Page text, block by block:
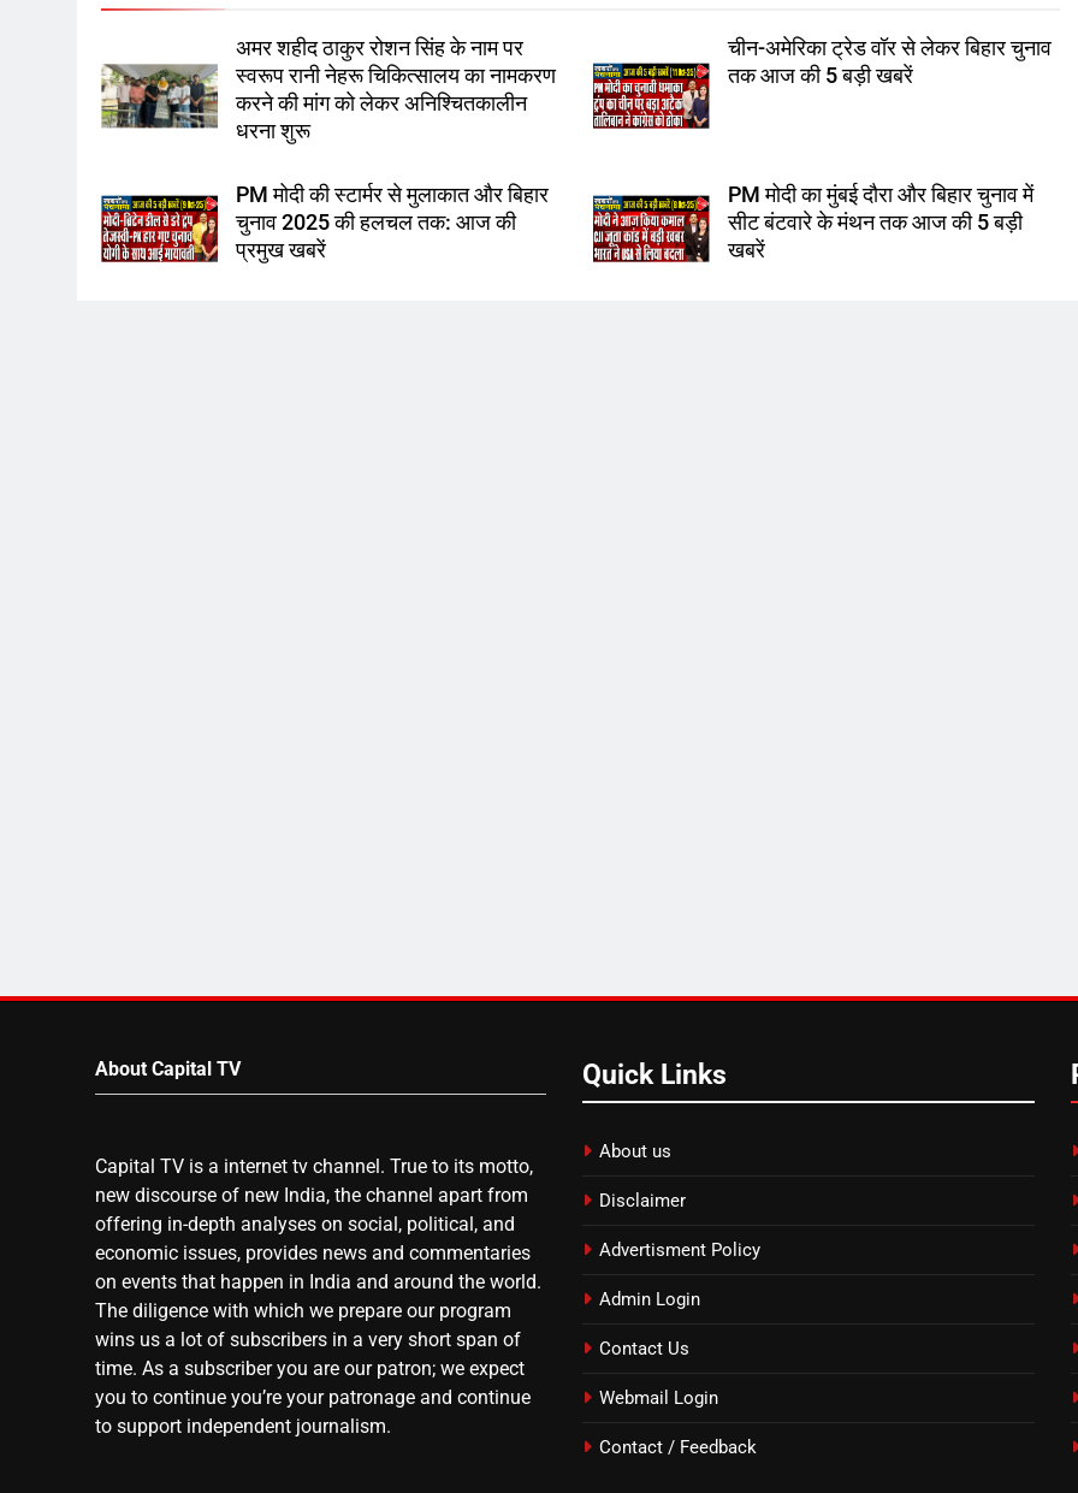
अमर शहीद ठाकुर रोशन सिंह के नाम पर
स्वरूप रानी नेहरू चिकित्सालय का नामकरण
करने की मांग को लेकर अनिश्चितकालीन
धरना शुरू
चीन-अमेरिका ट्रेड वॉर से लेकर बिहार चुनाव
तक आज की 5 बड़ी खबरें
PM मोदी की स्टार्मर से मुलाकात और बिहार
चुनाव 2025 की हलचल तक: आज की
प्रमुख खबरें
PM मोदी का मुंबई दौरा और बिहार चुनाव में
सीट बंटवारे के मंथन तक आज की 5 बड़ी
खबरें
About Capital TV
Capital TV is a internet tv channel. True to its motto,
new discourse of new India, the channel apart from
offering in-depth analyses on social, political, and
economic issues, provides news and commentaries
on events that happen in India and around the world.
The diligence with which we prepare our program
wins us a lot of subscribers in a very short span of
time. As a subscriber you are our patron; we expect
you to continue you’re your patronage and continue
to support independent journalism.
Quick Links
About us
Disclaimer
Advertisment Policy
Admin Login
Contact Us
Webmail Login
Contact / Feedback